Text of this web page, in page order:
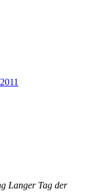
Langer Tag der